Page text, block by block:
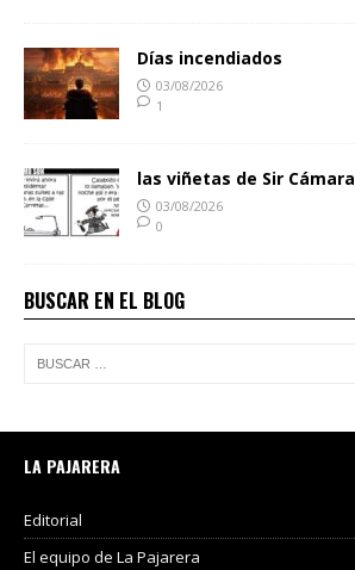
Días incendiados
03/08/2026
1
las viñetas de Sir Cámara
03/08/2026
0
BUSCAR EN EL BLOG
LA PAJARERA
Editorial
El equipo de La Pajarera